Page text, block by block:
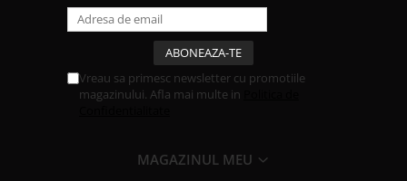
Vreau sa primesc newsletter cu promotiile
magazinului. Afla mai multe in
MAGAZINUL MEU